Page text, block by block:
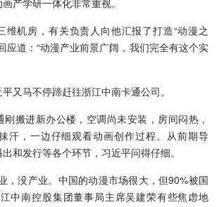
产学研一体化非常重视。
维机房，有关负责人向他汇报了打造“动漫之
应道：“动漫产业前景广阔，我们完全有这个实
又马不停蹄赶往浙江中南卡通公司。
刚搬进新办公楼，空调尚未安装，房间闷热，
汗，一边仔细观看动画创作过程。从前期导
和发行等各个环节，习近平问得仔细。
，没产业。中国的动漫市场很大，但90%被国
中南控股集团董事局主席吴建荣有些焦虑地